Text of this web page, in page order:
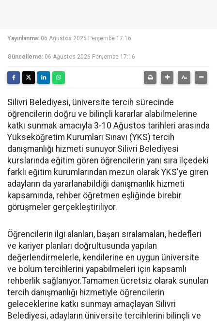
Yayınlanma: 06 Ağustos 2026 Perşembe 17:16
Güncelleme: 06 Ağustos 2026 Perşembe 17:16
Silivri Belediyesi, üniversite tercih sürecinde
öğrencilerin doğru ve bilinçli kararlar alabilmelerine
katkı sunmak amacıyla 3-10 Ağustos tarihleri arasında
Yükseköğretim Kurumları Sınavı (YKS) tercih
danışmanlığı hizmeti sunuyor.Silivri Belediyesi
kurslarında eğitim gören öğrencilerin yanı sıra ilçedeki
farklı eğitim kurumlarından mezun olarak YKS'ye giren
adayların da yararlanabildiği danışmanlık hizmeti
kapsamında, rehber öğretmen eşliğinde birebir
görüşmeler gerçekleştiriliyor.
Öğrencilerin ilgi alanları, başarı sıralamaları, hedefleri
ve kariyer planları doğrultusunda yapılan
değerlendirmelerle, kendilerine en uygun üniversite
ve bölüm tercihlerini yapabilmeleri için kapsamlı
rehberlik sağlanıyor.Tamamen ücretsiz olarak sunulan
tercih danışmanlığı hizmetiyle öğrencilerin
geleceklerine katkı sunmayı amaçlayan Silivri
Belediyesi, adayların üniversite tercihlerini bilinçli ve